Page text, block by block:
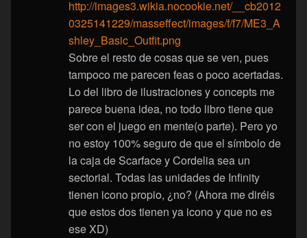
http://images3.wikia.nocookie.net/__cb2012
0325141229/masseffect/images/f/f7/ME3_A
shley_Basic_Outfit.png
Sobre el resto de cosas que se ven, pues
tampoco me parecen feas o poco acertadas.
Lo del libro de ilustraciones y concepts me
parece buena idea, no todo libro tiene que
ser con el juego en mente(o parte). Pero yo
no estoy 100% seguro de que el símbolo de
la caja de Scarface y Cordelia sea un
sectorial. Todas las unidades de Infinity
tienen icono propio, ¿no? (Ahora me diréis
que estos dos tienen ya icono y que no es
ese XD)